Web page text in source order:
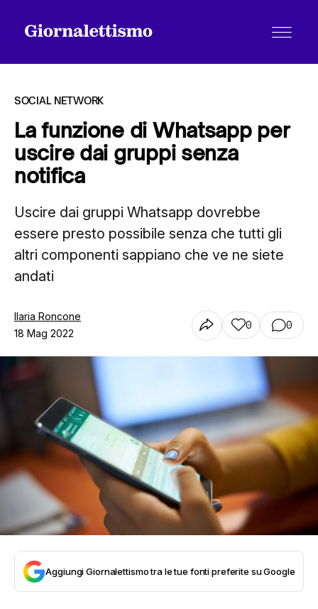
Tutti gli articoli
Chi siamo
Contatti
SOCIAL NETWORK
La funzione di Whatsapp per
uscire dai gruppi senza
notifica
Uscire dai gruppi Whatsapp dovrebbe
essere presto possibile senza che tutti gli
altri componenti sappiano che ve ne siete
andati
Ilaria Roncone
18 Mag 2022
0 0
Aggiungi Giornalettismo tra le tue fonti preferite su Google